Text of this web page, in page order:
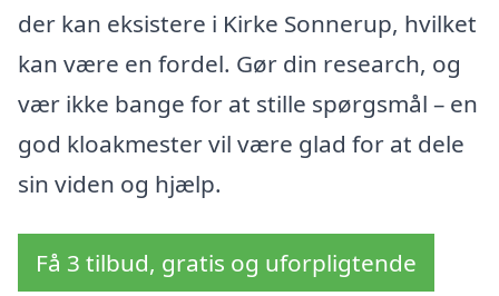
der kan eksistere i Kirke Sonnerup, hvilket
kan være en fordel. Gør din research, og
vær ikke bange for at stille spørgsmål – en
god kloakmester vil være glad for at dele
sin viden og hjælp.
Få 3 tilbud, gratis og uforpligtende